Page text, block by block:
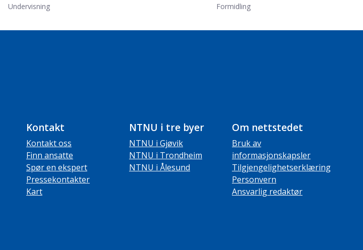
Undervisning Formidling
Kontakt
Kontakt oss
Finn ansatte
Spør en ekspert
Pressekontakter
Kart
NTNU i tre byer
NTNU i Gjøvik
NTNU i Trondheim
NTNU i Ålesund
Om nettstedet
Bruk av
informasjonskapsler
Tilgjengelighetserklæring
Personvern
Ansvarlig redaktør